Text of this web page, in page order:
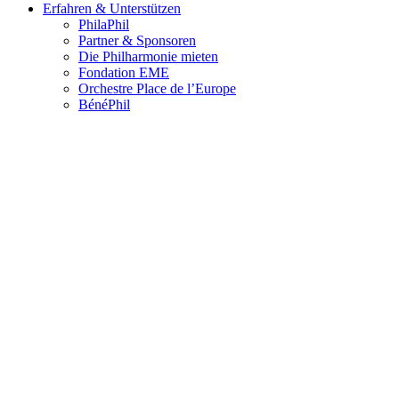
Erfahren & Unterstützen
PhilaPhil
Partner & Sponsoren
Die Philharmonie mieten
Fondation EME
Orchestre Place de l’Europe
BénéPhil